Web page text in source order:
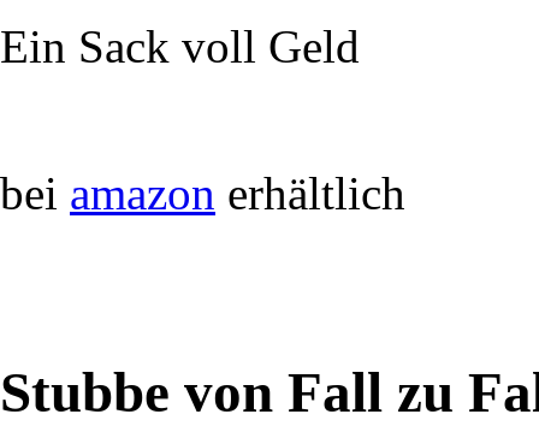
Ein Sack voll Geld
bei amazon erhältlich
Stubbe von Fall zu